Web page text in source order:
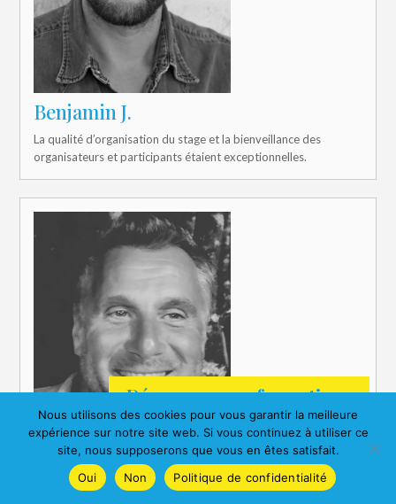
Benjamin J.
La qualité d’organisation du stage et la bienveillance des
organisateurs et participants étaient exceptionnelles.
Jacques N.
Découvrez nos formations
Nous utilisons des cookies pour vous garantir la meilleure
expérience sur notre site web. Si vous continuez à utiliser ce
site, nous supposerons que vous en êtes satisfait.
Oui
Non Politique de confidentialité